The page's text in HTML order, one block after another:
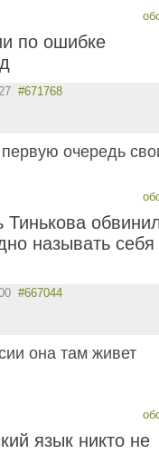
по ошибке
#671768
очередь
называть себя
#667044
она там живет
язык никто не